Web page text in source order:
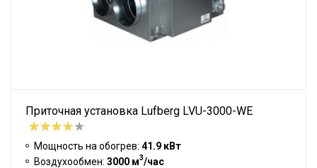
Приточная установка Lufberg LVU-3000-WE
Мощность на обогрев: 41.9 кВт
Воздухообмен: 3000 м3/час